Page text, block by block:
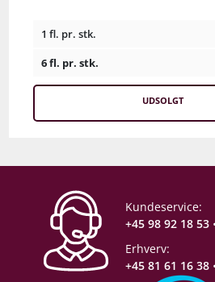
1 fl. pr. stk.
6 fl. pr. stk.
UDSOLGT
Kundeservice:
+45 98 92 18 53 •
Erhverv:
+45 81 61 16 38 •